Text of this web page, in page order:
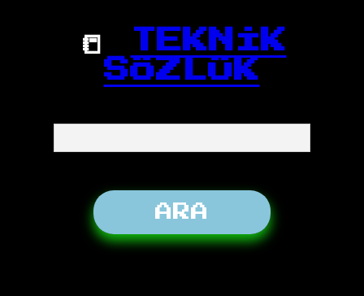
📒
TEKNİK
SÖZLÜK